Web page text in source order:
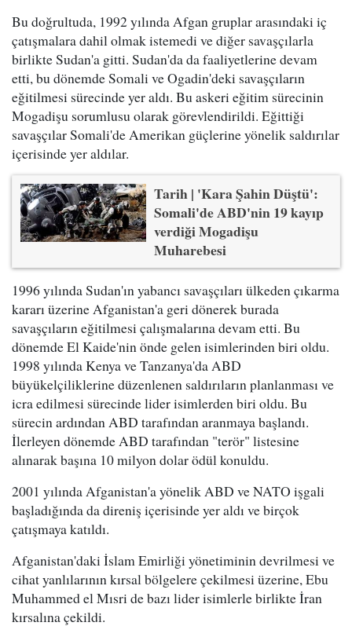
Bu doğrultuda, 1992 yılında Afgan gruplar arasındaki iç
çatışmalara dahil olmak istemedi ve diğer savaşçılarla
birlikte Sudan'a gitti. Sudan'da da faaliyetlerine devam
etti, bu dönemde Somali ve Ogadin'deki savaşçıların
eğitilmesi sürecinde yer aldı. Bu askeri eğitim sürecinin
Mogadişu sorumlusu olarak görevlendirildi. Eğittiği
savaşçılar Somali'de Amerikan güçlerine yönelik saldırılar
içerisinde yer aldılar.
Tarih | 'Kara Şahin Düştü':
Somali'de ABD'nin 19 kayıp
verdiği Mogadişu
Muharebesi
1996 yılında Sudan'ın yabancı savaşçıları ülkeden çıkarma
kararı üzerine Afganistan'a geri dönerek burada
savaşçıların eğitilmesi çalışmalarına devam etti. Bu
dönemde El Kaide'nin önde gelen isimlerinden biri oldu.
1998 yılında Kenya ve Tanzanya'da ABD
büyükelçiliklerine düzenlenen saldırıların planlanması ve
icra edilmesi sürecinde lider isimlerden biri oldu. Bu
sürecin ardından ABD tarafından aranmaya başlandı.
İlerleyen dönemde ABD tarafından "terör" listesine
alınarak başına 10 milyon dolar ödül konuldu.
2001 yılında Afganistan'a yönelik ABD ve NATO işgali
başladığında da direniş içerisinde yer aldı ve birçok
çatışmaya katıldı.
Afganistan'daki İslam Emirliği yönetiminin devrilmesi ve
cihat yanlılarının kırsal bölgelere çekilmesi üzerine, Ebu
Muhammed el Mısri de bazı lider isimlerle birlikte İran
kırsalına çekildi.